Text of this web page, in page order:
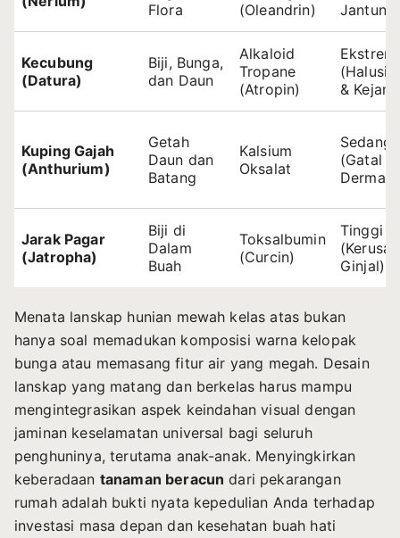
Flora
(Oleandrin)
Kecubung
(Datura)
Biji, Bunga,
dan Daun
Alkaloid
Tropane
(Atropin)
Ekstrem
&
Kuping Gajah
(Anthurium)
Getah
Daun dan
Batang
Kalsium
Oksalat
Sedang
(Gatal &
Jarak Pagar
(Jatropha)
Biji di
Dalam
Buah
Toksalbumin
(Curcin)
Tinggi
Ginjal)
Menata lanskap hunian mewah kelas atas bukan
hanya soal memadukan komposisi warna kelopak
bunga atau memasang fitur air yang megah. Desain
lanskap yang matang dan berkelas harus mampu
mengintegrasikan aspek keindahan visual dengan
jaminan keselamatan universal bagi seluruh
penghuninya, terutama anak-anak. Menyingkirkan
keberadaan tanaman beracun dari pekarangan
rumah adalah bukti nyata kepedulian Anda terhadap
investasi masa depan dan kesehatan buah hati